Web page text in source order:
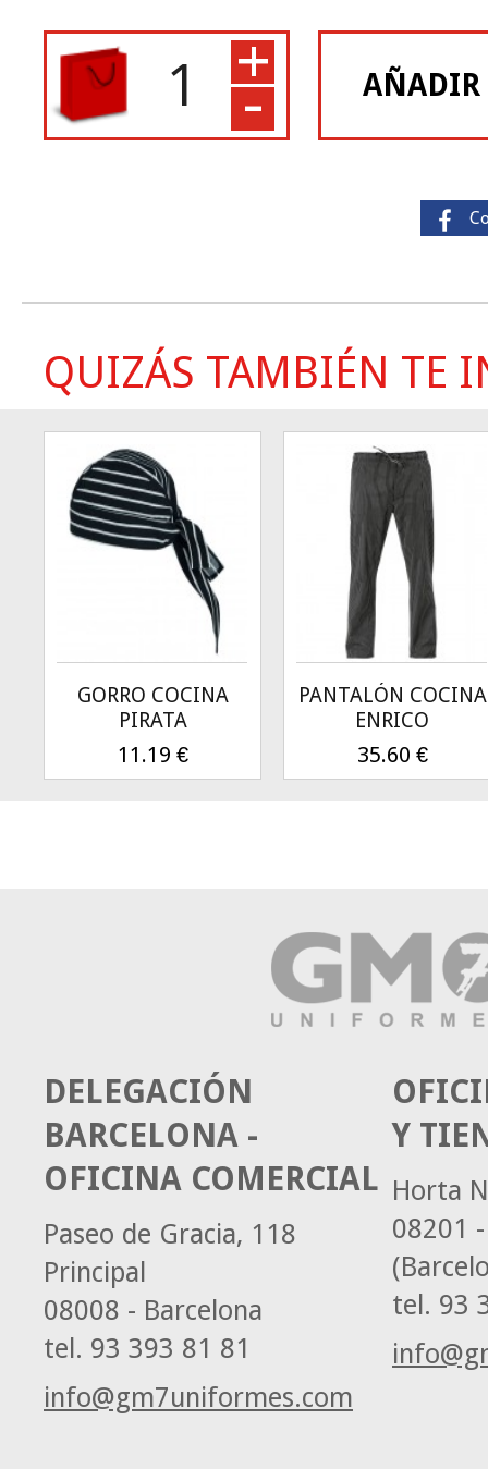
AÑADIR
+
-
QUIZÁS TAMBIÉN TE
GORRO COCINA
PIRATA
11.19 €
PANTALÓN COCINA
ENRICO
35.60 €
Y
Horta
08201
tel. 93
DELEGACIÓN
BARCELONA -
OFICINA COMERCIAL
Paseo de Gracia, 118
Principal
08008 - Barcelona
tel. 93 393 81 81
info@gm7uniformes.com